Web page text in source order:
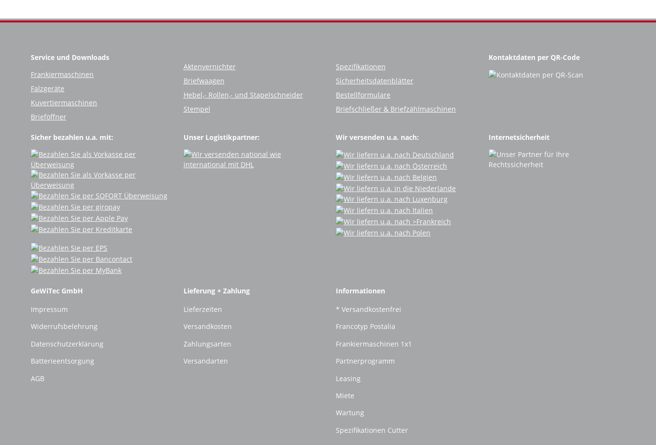
Service und Downloads
Frankiermaschinen
Falzgeräte
Kuvertiermaschinen
Brieföffner
Aktenvernichter
Briefwaagen
Hebel,- Rollen,- und Stapelschneider
Stempel
Spezifikationen
Sicherheitsdatenblätter
Bestellformulare
Briefschließer & Briefzählmaschinen
Kontaktdaten per QR-Code
Sicher bezahlen u.a. mit: Unser Logistikpartner: Wir versenden u.a. nach: Internetsicherheit
GeWiTec GmbH
Impressum
Widerrufsbelehrung
Datenschutzerklärung
Batterieentsorgung
AGB
Lieferung + Zahlung
Lieferzeiten
Versandkosten
Zahlungsarten
Versandarten
Informationen
* Versandkostenfrei
Francotyp Postalia
Frankiermaschinen 1x1
Partnerprogramm
Leasing
Miete
Wartung
Spezifikationen Cutter